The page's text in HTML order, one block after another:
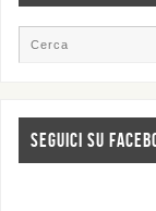
SEGUICI SU